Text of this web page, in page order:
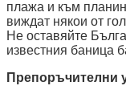
плажа и към
виждат някои от
Не оставяйте
известния баница
Препоръчителни